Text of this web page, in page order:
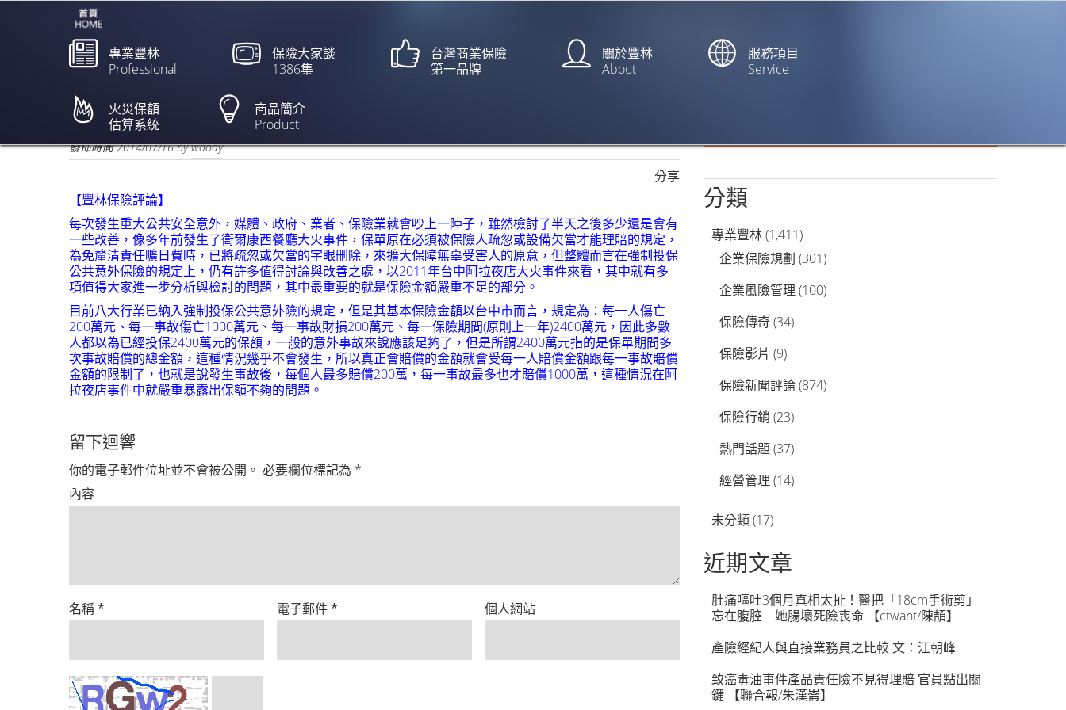
專業豐林
Professional
保險大家談
1386集
台灣商業保險
第一品牌
關於豐林
About
服務項目
Service
火災保額
估算系統
商品簡介
Product
欲閱讀全文請點上列新聞標題
發佈時間2014/07/16bywoody
分享
【豐林保險評論】
每次發生重大公共安全意外，媒體、政府、業者、保險業就會吵上一陣子，雖然檢討了半天之後多少還是會有
一些改善，像多年前發生了衛爾康西餐廳大火事件，保單原在必須被保險人疏忽或設備欠當才能理賠的規定，
為免釐清責任曠日費時，已將疏忽或欠當的字眼刪除，來擴大保障無辜受害人的原意，但整體而言在強制投保
公共意外保險的規定上，仍有許多值得討論與改善之處，以2011年台中阿拉夜店大火事件來看，其中就有多
項值得大家進一步分析與檢討的問題，其中最重要的就是保險金額嚴重不足的部分。
目前八大行業已納入強制投保公共意外險的規定，但是其基本保險金額以台中市而言，規定為：每一人傷亡
200萬元、每一事故傷亡1000萬元、每一事故財損200萬元、每一保險期間(原則上一年)2400萬元，因此多數
人都以為已經投保2400萬元的保額，一般的意外事故來說應該足夠了，但是所謂2400萬元指的是保單期間多
次事故賠償的總金額，這種情況幾乎不會發生，所以真正會賠償的金額就會受每一人賠償金額跟每一事故賠償
金額的限制了，也就是說發生事故後，每個人最多賠償200萬，每一事故最多也才賠償1000萬，這種情況在阿
拉夜店事件中就嚴重暴露出保額不夠的問題。
留下迴響
你的電子郵件位址並不會被公開。 必要欄位標記為 *
內容
名稱* 電子郵件* 個人網站
分類
專業豐林(1,411)
企業保險規劃 (301)
企業風險管理 (100)
保險傳奇(34)
保險影片 (9)
保險新聞評論(874)
保險行銷 (23)
熱門話題(37)
經營管理 (14)
未分類(17)
近期文章
肚痛嘔吐3個月真相太扯！醫把「18cm手術剪」
忘在腹腔 她腸壞死險喪命 【ctwant/陳頡】
產險經紀人與直接業務員之比較 文：江朝峰
致癌毒油事件產品責任險不見得理賠 官員點出關
鍵 【聯合報/朱漢崙】